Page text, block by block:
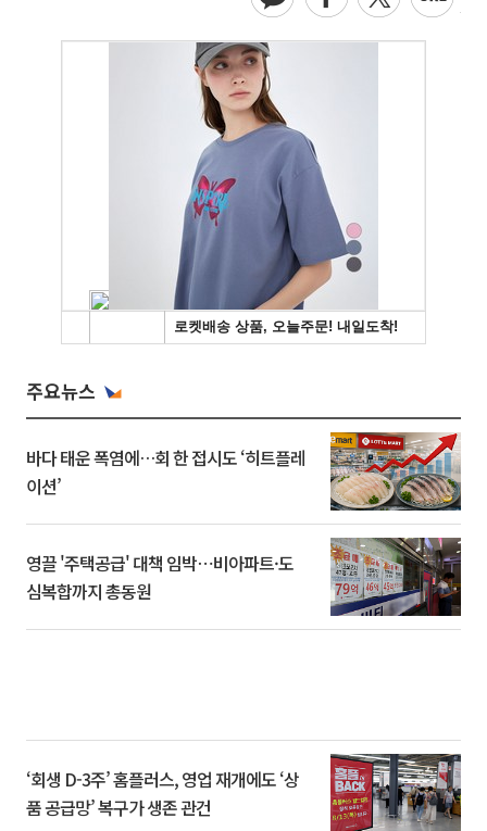
주요뉴스
바다 태운 폭염에…회 한 접시도 ‘히트플레
이션’
영끌 '주택공급' 대책 임박⋯비아파트·도
심복합까지 총동원
‘회생 D-3주’ 홈플러스, 영업 재개에도 ‘상
품 공급망’ 복구가 생존 관건